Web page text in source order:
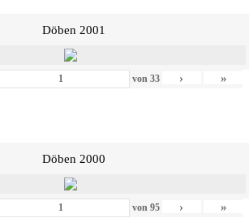
Döben 2001
von 33 › »
Döben 2000
von 95 › »